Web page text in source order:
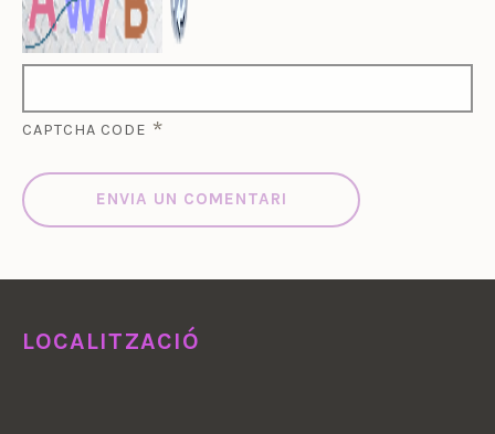
CAPTCHA CODE *
LOCALITZACIÓ